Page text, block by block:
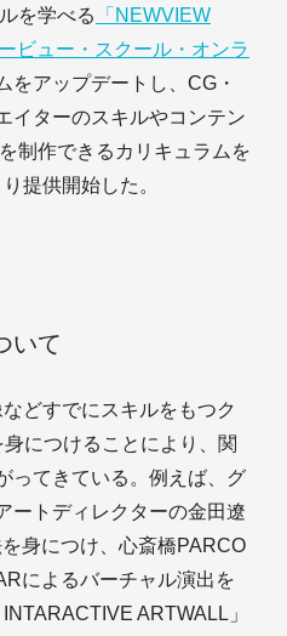
を学べる
「NEWVIEW
ビュー・スクール・オンラ
をアップデートし、CG・
イターのスキルやコンテン
制作できるカリキュラムを
提供開始した。
いて
どすでにスキルをもつク
につけることにより、関
ってきている。例えば、グ
ートディレクターの金田遼
身につけ、心斎橋PARCO
によるバーチャル演出を
ARTWALL」